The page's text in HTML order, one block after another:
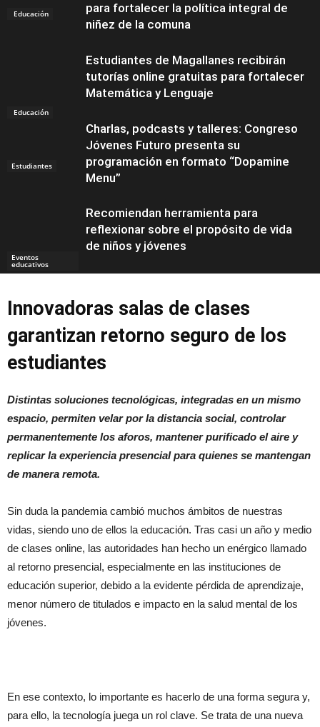
Educación
Educación
para fortalecer la política integral de
niñez de la comuna
Estudiantes
Estudiantes de Magallanes recibirán
tutorías online gratuitas para fortalecer
Matemática y Lenguaje
Eventos
educativos
Charlas, podcasts y talleres: Congreso
Jóvenes Futuro presenta su
programación en formato “Dopamine
Menu”
Eventos
Recomiendan herramienta para
reflexionar sobre el propósito de vida
de niños y jóvenes
Innovadoras salas de clases
garantizan retorno seguro de los
estudiantes
Distintas soluciones tecnológicas, integradas en un mismo
espacio, permiten velar por la distancia social, controlar
permanentemente los aforos, mantener purificado el aire y
replicar la experiencia presencial para quienes se mantengan
de manera remota.
Sin duda la pandemia cambió muchos ámbitos de nuestras
vidas, siendo uno de ellos la educación. Tras casi un año y medio
de clases online, las autoridades han hecho un enérgico llamado
al retorno presencial, especialmente en las instituciones de
educación superior, debido a la evidente pérdida de aprendizaje,
menor número de titulados e impacto en la salud mental de los
jóvenes.
En ese contexto, lo importante es hacerlo de una forma segura y,
para ello, la tecnología juega un rol clave. Se trata de una nueva